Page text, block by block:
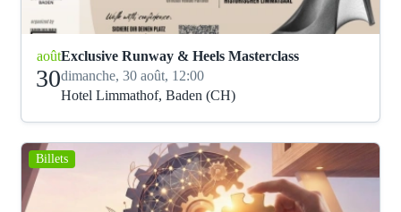
août
30
Exclusive Runway & Heels Masterclass
dimanche, 30 août, 12:00
Hotel Limmathof, Baden (CH)
Billets